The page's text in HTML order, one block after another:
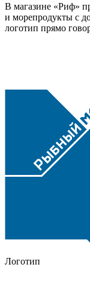
В магазине «Риф»
и морепродукты с
логотип прямо
Логотип